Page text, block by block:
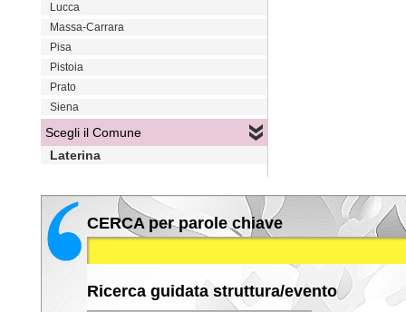
Lucca
Massa-Carrara
Pisa
Pistoia
Prato
Siena
Scegli il Comune
Laterina
CERCA per parole chiave
Ricerca guidata struttura/evento